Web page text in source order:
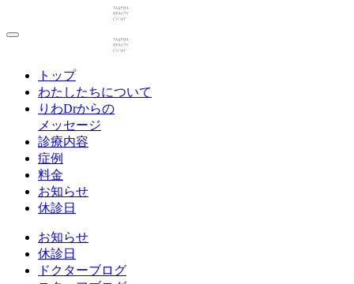
トップ
わたしたちについて
りわDrからの
メッセージ
診療内容
症例
料金
お知らせ
休診日
お知らせ
休診日
ドクターブログ